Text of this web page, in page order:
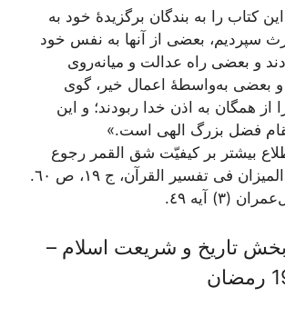
کتاب را به بندگان برگزیدۀ خود به
سپردیم، بعضی از آنها به نفس خود
و بعضی راه عدالت و میانه‌روی
و بعضی به‌واسطۀ اعمال خیر، گوی
از همگان به اذن خدا ربودند؛ و این
فضل بزرگ الهی است.»
بیشتر بر کیفیّت شق القمر رجوع
المیزان فی تفسیر القرآن،‌ ج ١٩، ص ٦٠.
(٣) آیه ٤٩.
تاریخ و شریعت اسلام –